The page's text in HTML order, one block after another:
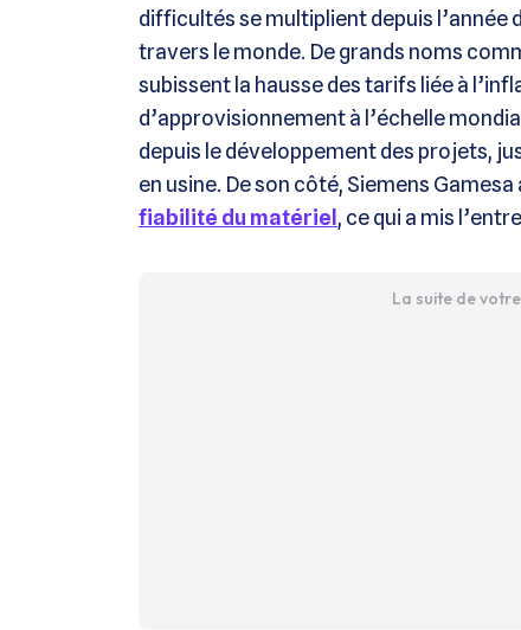
difficultés se multiplient depuis l’année
travers le monde. De grands noms
subissent la hausse des tarifs liée à
d’approvisionnement à l’échelle
depuis le développement des projets,
en usine. De son côté, Siemens
fiabilité du matériel , ce qui a mis
La suite de